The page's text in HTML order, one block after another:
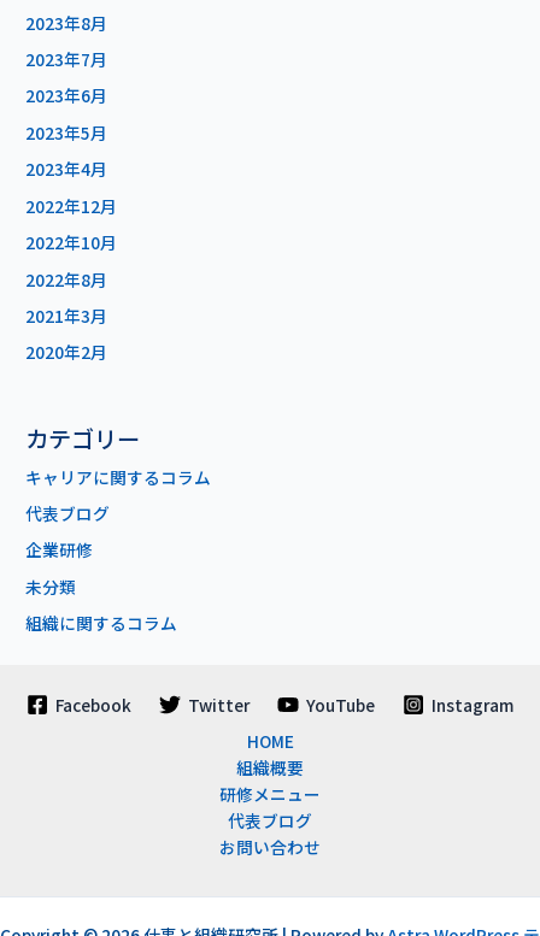
2023年8月
2023年7月
2023年6月
2023年5月
2023年4月
2022年12月
2022年10月
2022年8月
2021年3月
2020年2月
カテゴリー
キャリアに関するコラム
代表ブログ
企業研修
未分類
組織に関するコラム
Facebook Twitter YouTube
Instagram
HOME
組織概要
研修メニュー
代表ブログ
お問い合わせ